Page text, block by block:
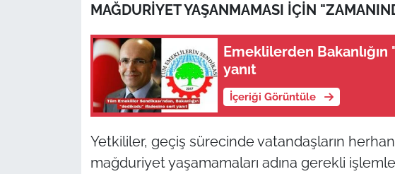
MAĞDURİYET YAŞANMAMASI İÇİN
Emeklilerden
yanıt
İçeriği Görüntüle
Yetkililer, geçiş sürecinde vatandaşların
mağduriyet yaşamamaları adına gerekli
Flaş Haber